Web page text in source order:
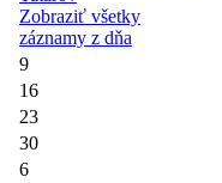
Zobraziť všetky
záznamy z dňa
9
16
23
30
6